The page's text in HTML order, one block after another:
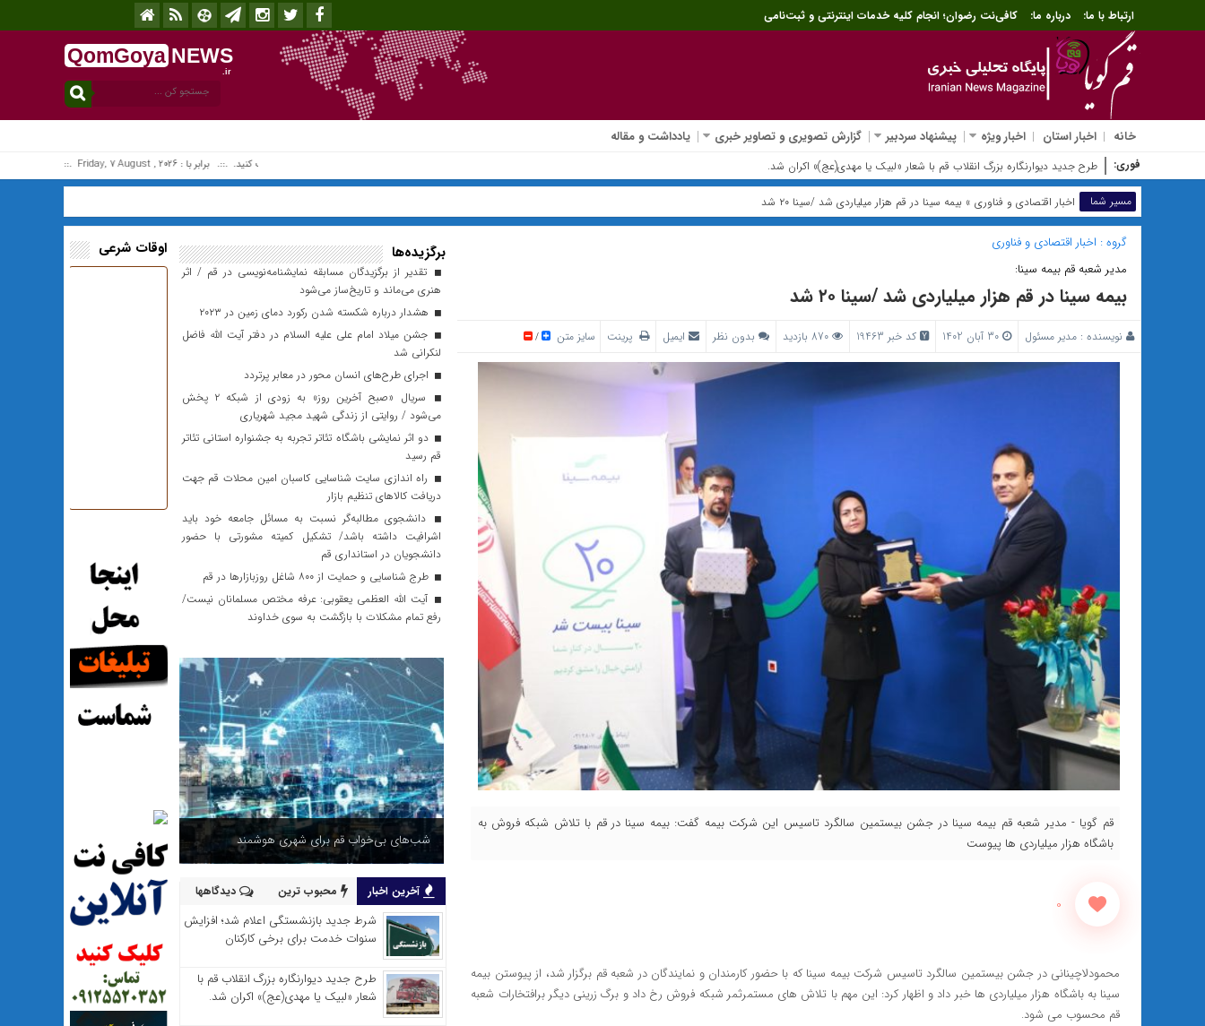
ارتباط با ما: درباره ما: کافی‌نت رضوان؛ انجام کلیه خدمات اینترنتی و ثبت‌نامی
QomGoya NEWS
.ir
خانه اخبار استان اخبار ویژه پیشنهاد سردبیر گزارش تصویری و تصاویر خبری یادداشت و مقاله
فوری: ثبت‌نام وام اربعین افزونه جلالی را نصب کنید. .::. برابر با : Friday, 7 August , 2026 .::. اخبار منتشر شده : 0 خبر
مسیر شما اخبار اقتصادی و فناوری » بیمه سینا در قم هزار میلیاردی شد /سینا ۲۰ شد
گروه : اخبار اقتصادی و فناوری
مدیر شعبه قم بیمه سینا:
بیمه سینا در قم هزار میلیاردی شد /سینا ۲۰ شد
نویسنده : مدیر مسئول کد خبر 19463 بدون نظر ایمیل پرینت سایز متن /
قم گویا - مدیر شعبه قم بیمه سینا در جشن بیستمین سالگرد تاسیس این شرکت بیمه گفت: بیمه سینا در قم با تلاش شبکه فروش به
باشگاه هزار میلیاردی ها پیوست
0
محمودلاچینانی در جشن بیستمین سالگرد تاسیس شرکت بیمه سینا که با حضور کارمندان و نمایندگان در شعبه قم برگزار شد، از پیوستن بیمه
سینا به باشگاه هزار میلیاردی ها خبر داد و اظهار کرد: این مهم با تلاش های مستمرثمر شبکه فروش رخ داد و برگ زرینی دیگر برافتخارات شعبه
قم محسوب می شود.
برگزیده‌ها
تقدیر از برگزیدگان مسابقه نمایشنامه‌‎نویسی در قم / اثر
هنری می‌ماند و تاریخ‌ساز می‌شود
هشدار درباره شکسته شدن رکورد دمای زمین در ۲۰۲۳
جشن میلاد امام علی علیه السلام در دفتر آیت الله فاضل
لنکرانی شد
اجرای طرح‌های انسان محور در معابر پرتردد
سریال «صبح آخرین روز» به زودی از شبکه ۲ پخش
می‌شود / روایتی از زندگی شهید مجید شهریاری
دو اثر نمایشی باشگاه تئاتر تجربه به جشنواره استانی تئاتر
قم رسید
راه اندازی سایت شناسایی کاسبان امین محلات قم جهت
دریافت کالاهای تنظیم بازار
دانشجوی مطالبه‌گر نسبت به مسائل جامعه خود باید
اشرافیت داشته باشد/ تشکیل کمیته مشورتی با حضور
دانشجویان در استانداری قم
طرج شناسایی و حمایت از ۸۰۰ شاغل روزبازارها در قم
آیت الله العظمی یعقوبی: عرفه مختص مسلمانان نیست/
رفع تمام مشکلات با بازگشت به سوی خداوند
شب‌های بی‌خواب قم برای شهری هوشمند
آخرین اخبار محبوب ترین دیدگاهها
شرط جدید بازنشستگی اعلام شد؛ افزایش
سنوات خدمت برای برخی کارکنان
طرح جدید دیوارنگاره بزرگ انقلاب قم با
شعار «لبیک یا مهدی(عج)» اکران شد.
اوقات شرعی